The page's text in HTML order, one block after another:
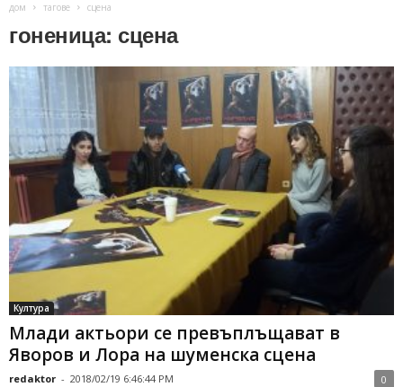
дом тагове сцена
гоненица: сцена
Култура
Млади актьори се превъплъщават в
Яворов и Лора на шуменска сцена
redaktor - 2018/02/19 6:46:44 PM 0